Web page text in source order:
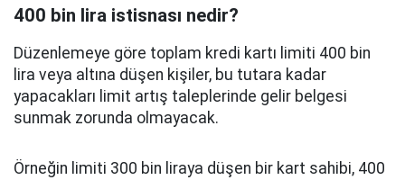
400 bin lira istisnası nedir?
Düzenlemeye göre toplam kredi kartı limiti 400 bin
lira veya altına düşen kişiler, bu tutara kadar
yapacakları limit artış taleplerinde gelir belgesi
sunmak zorunda olmayacak.
Örneğin limiti 300 bin liraya düşen bir kart sahibi, 400